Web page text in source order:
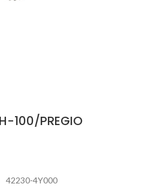
100/PREGIO
42230-4Y000